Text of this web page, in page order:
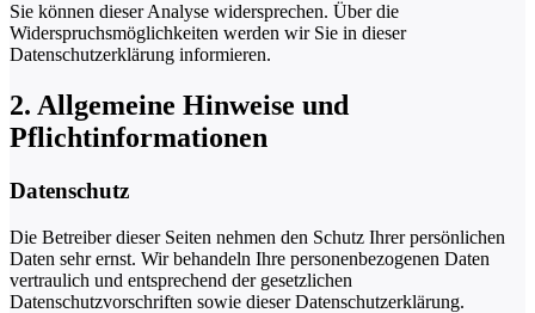
Sie können dieser Analyse widersprechen. Über die
Widerspruchsmöglichkeiten werden wir Sie in dieser
Datenschutzerklärung informieren.
2. Allgemeine Hinweise und
Pflichtinformationen
Datenschutz
Die Betreiber dieser Seiten nehmen den Schutz Ihrer persönlichen
Daten sehr ernst. Wir behandeln Ihre personenbezogenen Daten
vertraulich und entsprechend der gesetzlichen
Datenschutzvorschriften sowie dieser Datenschutzerklärung.